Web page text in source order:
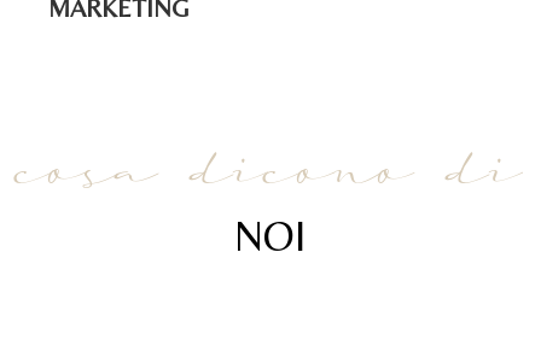
MARKETING
cosa dicono di
NOI